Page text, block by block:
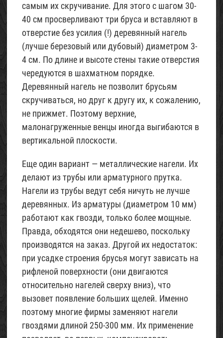
самым их скручивание. Для этого с шагом 30-
40 см просверливают три бруса и вставляют в
отверстие без усилия (!) деревянный нагель
(лучше березовый или дубовый) диаметром 3-
4 см. По длине и высоте стены такие отверстия
чередуются в шахматном порядке.
Деревянный нагель не позволит брусьям
скручиваться, но друг к другу их, к сожалению,
не прижмет. Поэтому верхние,
малонагруженные венцы иногда выгибаются в
вертикальной плоскости.
Еще один вариант — металлические нагели. Их
делают из трубы или арматурного прутка.
Нагели из трубы ведут себя ничуть не лучше
деревянных. Из арматуры (диаметром 10 мм)
работают как гвозди, только более мощные.
Правда, обходятся они недешево, поскольку
производятся на заказ. Другой их недостаток:
при усадке строения брусья могут зависать на
рифленой поверхности (они двигаются
относительно нагелей сверху вниз), что
вызовет появление больших щелей. Именно
поэтому многие фирмы заменяют нагели
гвоздями длиной 250-300 мм. Их применение